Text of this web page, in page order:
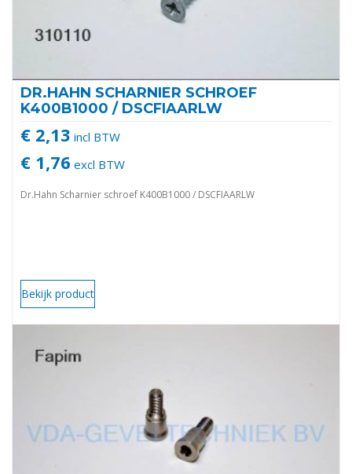
DR.HAHN SCHARNIER SCHROEF
K400B1000 / DSCFIAARLW
€ 2,13 incl BTW
€ 1,76 excl BTW
Dr.Hahn Scharnier schroef K400B1000 / DSCFIAARLW
Bekijk product